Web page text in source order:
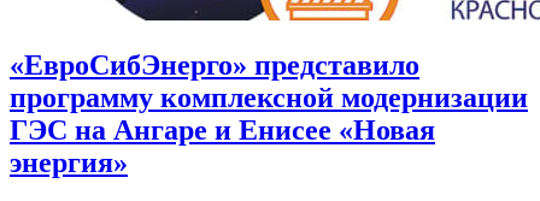
«ЕвроСибЭнерго» представило
программу комплексной модернизации
ГЭС на Ангаре и Енисее «Новая
энергия»